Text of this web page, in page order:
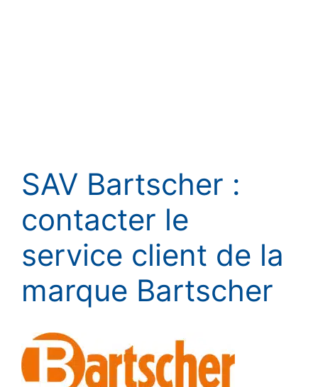
SAV Bartscher :
contacter le
service client de la
marque Bartscher